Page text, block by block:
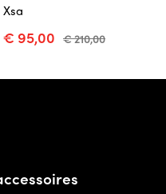
Xsa
€ 95,00 € 210,00